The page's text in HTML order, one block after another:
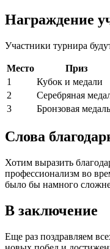
Награждение
Участники турнира
Место
Приз
1
Кубок и медали
2
Серебряная
3
Бронзовая медаль
Слова
Хотим выразить
профессионализм во
было бы намного
В заключение
Еще раз поздравляем